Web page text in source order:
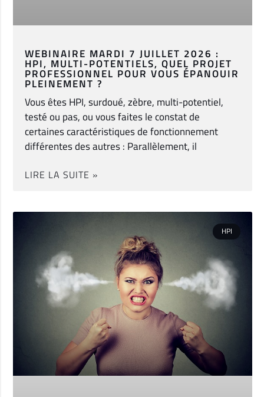
WEBINAIRE MARDI 7 JUILLET 2026 :
HPI, MULTI-POTENTIELS, QUEL PROJET
PROFESSIONNEL POUR VOUS ÉPANOUIR
PLEINEMENT ?
Vous êtes HPI, surdoué, zèbre, multi-potentiel,
testé ou pas, ou vous faites le constat de
certaines caractéristiques de fonctionnement
différentes des autres : Parallèlement, il
LIRE LA SUITE »
HPI